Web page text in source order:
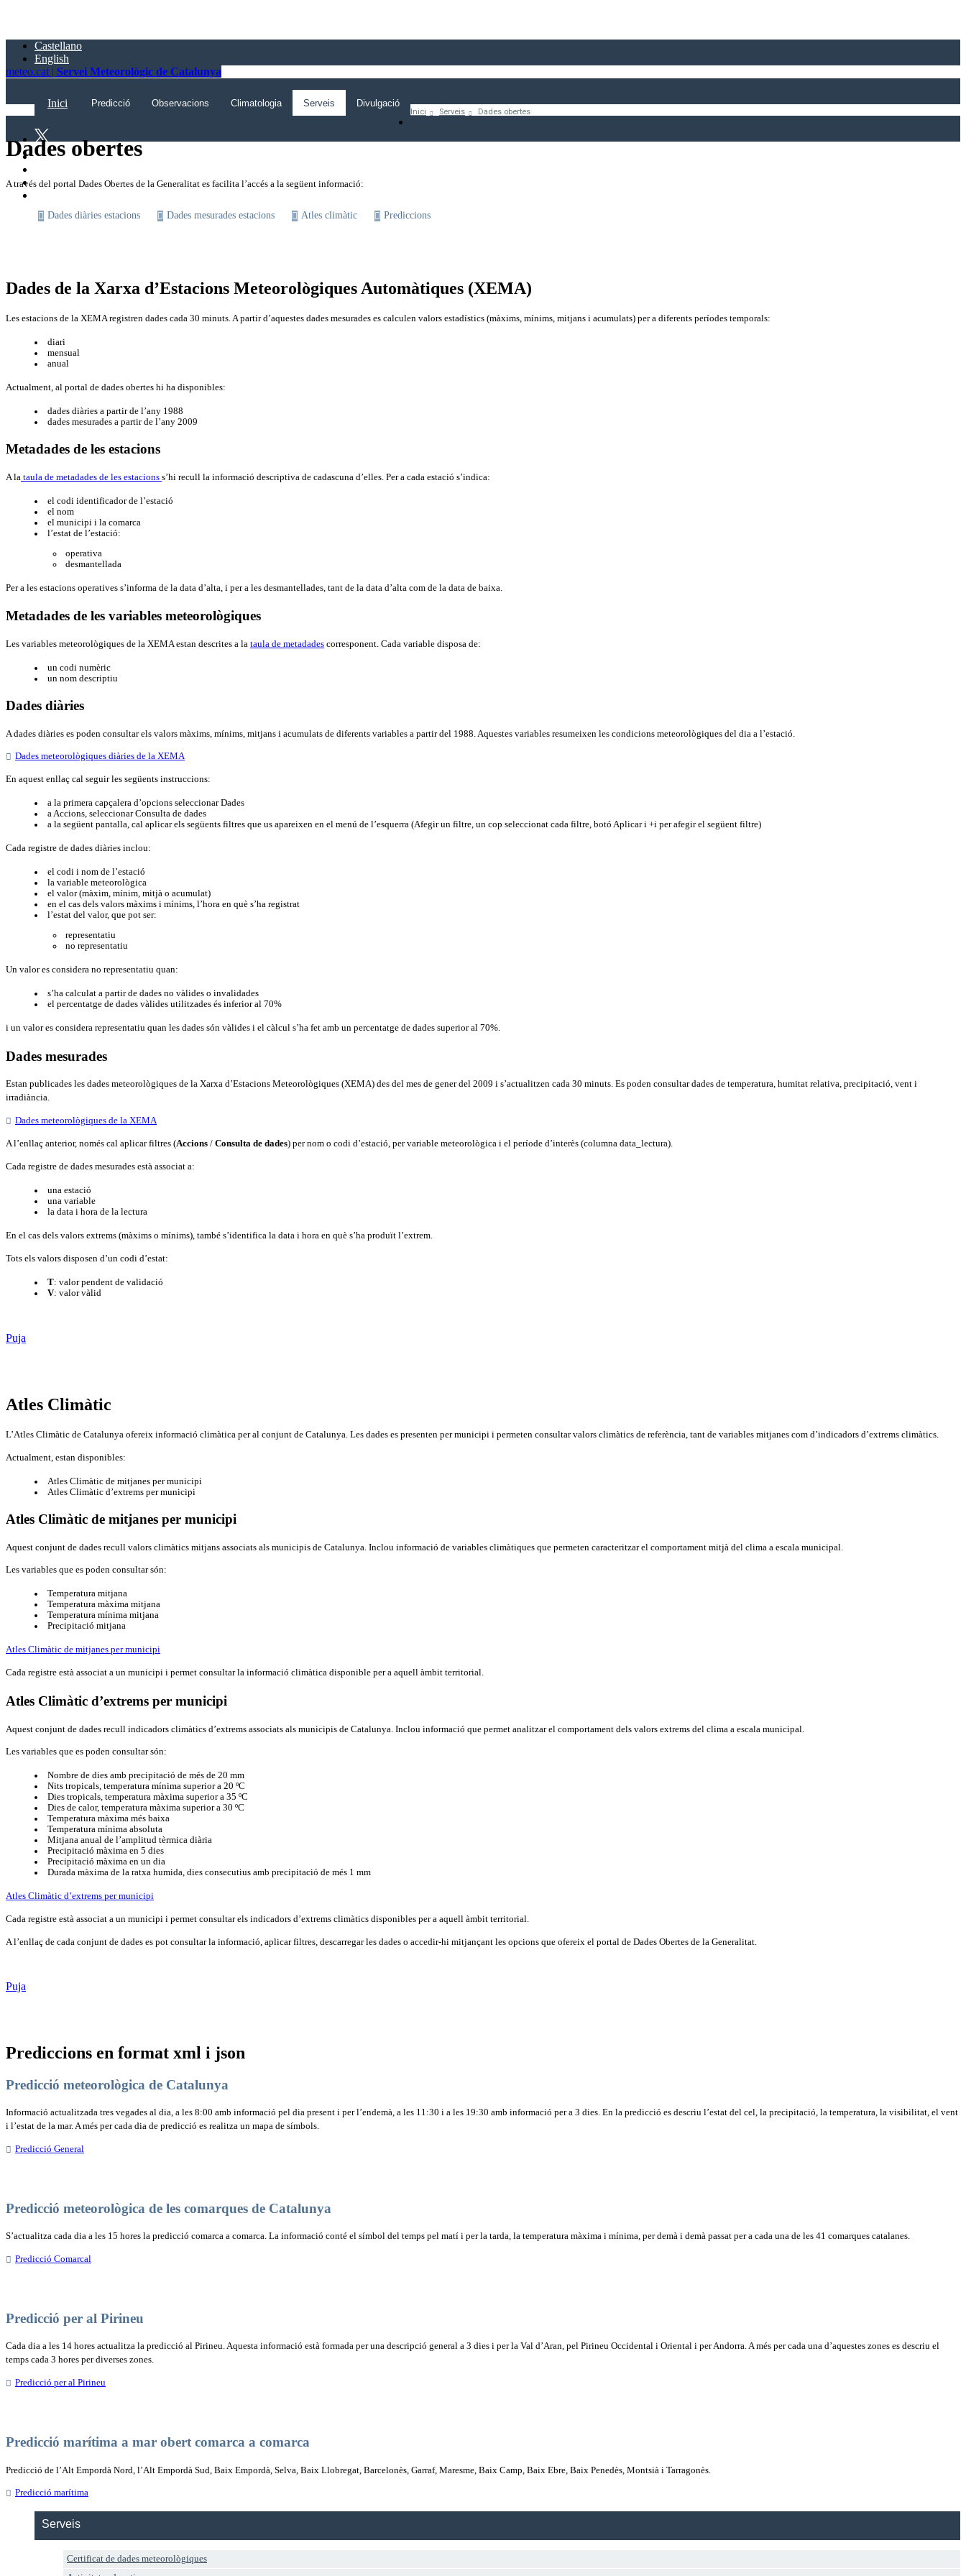
contingut
principalCastellano
English
meteo.cat | Servei Meteorològic de Catalunya
Inici Predicció Observacions Climatologia Serveis Divulgació
Inici Serveis Dades obertes
Dades obertes
A través del portal Dades Obertes de la Generalitat es facilita l’accés a la següent informació:
Dades diàries estacions Dades mesurades estacions Atles climàtic Prediccions
Dades de la Xarxa d’Estacions Meteorològiques Automàtiques (XEMA)
Les estacions de la XEMA registren dades cada 30 minuts. A partir d’aquestes dades mesurades es calculen valors estadístics (màxims, mínims, mitjans i acumulats) per a diferents períodes temporals:
diari
mensual
anual
Actualment, al portal de dades obertes hi ha disponibles:
dades diàries a partir de l’any 1988
dades mesurades a partir de l’any 2009
Metadades de les estacions
A la taula de metadades de les estacions s’hi recull la informació descriptiva de cadascuna d’elles. Per a cada estació s’indica:
el codi identificador de l’estació
el nom
el municipi i la comarca
l’estat de l’estació:
operativa
desmantellada
Per a les estacions operatives s’informa de la data d’alta, i per a les desmantellades, tant de la data d’alta com de la data de baixa.
Metadades de les variables meteorològiques
Les variables meteorològiques de la XEMA estan descrites a la taula de metadades corresponent. Cada variable disposa de:
un codi numèric
un nom descriptiu
Dades diàries
A dades diàries es poden consultar els valors màxims, mínims, mitjans i acumulats de diferents variables a partir del 1988. Aquestes variables resumeixen les condicions meteorològiques del dia a l’estació.
Dades meteorològiques diàries de la XEMA
En aquest enllaç cal seguir les següents instruccions:
a la primera capçalera d’opcions seleccionar Dades
a Accions, seleccionar Consulta de dades
a la següent pantalla, cal aplicar els següents filtres que us apareixen en el menú de l’esquerra (Afegir un filtre, un cop seleccionat cada filtre, botó Aplicar i +i per afegir el següent filtre)
Cada registre de dades diàries inclou:
el codi i nom de l’estació
la variable meteorològica
el valor (màxim, mínim, mitjà o acumulat)
en el cas dels valors màxims i mínims, l’hora en què s’ha registrat
l’estat del valor, que pot ser:
representatiu
no representatiu
Un valor es considera no representatiu quan:
s’ha calculat a partir de dades no vàlides o invalidades
el percentatge de dades vàlides utilitzades és inferior al 70%
i un valor es considera representatiu quan les dades són vàlides i el càlcul s’ha fet amb un percentatge de dades superior al 70%.
Dades mesurades
Estan publicades les dades meteorològiques de la Xarxa d’Estacions Meteorològiques (XEMA) des del mes de gener del 2009 i s’actualitzen cada 30 minuts. Es poden consultar dades de temperatura, humitat relativa, precipitació, vent i
irradiància.
Dades meteorològiques de la XEMA
A l’enllaç anterior, només cal aplicar filtres (Accions / Consulta de dades) per nom o codi d’estació, per variable meteorològica i el període d’interès (columna data_lectura).
Cada registre de dades mesurades està associat a:
una estació
una variable
la data i hora de la lectura
En el cas dels valors extrems (màxims o mínims), també s’identifica la data i hora en què s’ha produït l’extrem.
Tots els valors disposen d’un codi d’estat:
T: valor pendent de validació
V: valor vàlid
Puja
Atles Climàtic
L’Atles Climàtic de Catalunya ofereix informació climàtica per al conjunt de Catalunya. Les dades es presenten per municipi i permeten consultar valors climàtics de referència, tant de variables mitjanes com d’indicadors d’extrems climàtics.
Actualment, estan disponibles:
Atles Climàtic de mitjanes per municipi
Atles Climàtic d’extrems per municipi
Atles Climàtic de mitjanes per municipi
Aquest conjunt de dades recull valors climàtics mitjans associats als municipis de Catalunya. Inclou informació de variables climàtiques que permeten caracteritzar el comportament mitjà del clima a escala municipal.
Les variables que es poden consultar són:
Temperatura mitjana
Temperatura màxima mitjana
Temperatura mínima mitjana
Precipitació mitjana
Atles Climàtic de mitjanes per municipi
Cada registre està associat a un municipi i permet consultar la informació climàtica disponible per a aquell àmbit territorial.
Atles Climàtic d’extrems per municipi
Aquest conjunt de dades recull indicadors climàtics d’extrems associats als municipis de Catalunya. Inclou informació que permet analitzar el comportament dels valors extrems del clima a escala municipal.
Les variables que es poden consultar són:
Nombre de dies amb precipitació de més de 20 mm
Nits tropicals, temperatura mínima superior a 20 ºC
Dies tropicals, temperatura màxima superior a 35 ºC
Dies de calor, temperatura màxima superior a 30 ºC
Temperatura màxima més baixa
Temperatura mínima absoluta
Mitjana anual de l’amplitud tèrmica diària
Precipitació màxima en 5 dies
Precipitació màxima en un dia
Durada màxima de la ratxa humida, dies consecutius amb precipitació de més 1 mm
Atles Climàtic d’extrems per municipi
Cada registre està associat a un municipi i permet consultar els indicadors d’extrems climàtics disponibles per a aquell àmbit territorial.
A l’enllaç de cada conjunt de dades es pot consultar la informació, aplicar filtres, descarregar les dades o accedir-hi mitjançant les opcions que ofereix el portal de Dades Obertes de la Generalitat.
Puja
Prediccions en format xml i json
Predicció meteorològica de Catalunya
Informació actualitzada tres vegades al dia, a les 8:00 amb informació pel dia present i per l’endemà, a les 11:30 i a les 19:30 amb informació per a 3 dies. En la predicció es descriu l’estat del cel, la precipitació, la temperatura, la visibilitat, el vent
i l’estat de la mar. A més per cada dia de predicció es realitza un mapa de símbols.
Predicció General
Predicció meteorològica de les comarques de Catalunya
S’actualitza cada dia a les 15 hores la predicció comarca a comarca. La informació conté el símbol del temps pel matí i per la tarda, la temperatura màxima i mínima, per demà i demà passat per a cada una de les 41 comarques catalanes.
Predicció Comarcal
Predicció per al Pirineu
Cada dia a les 14 hores actualitza la predicció al Pirineu. Aquesta informació està formada per una descripció general a 3 dies i per la Val d’Aran, pel Pirineu Occidental i Oriental i per Andorra. A més per cada una d’aquestes zones es descriu el
temps cada 3 hores per diverses zones.
Predicció per al Pirineu
Predicció marítima a mar obert comarca a comarca
Predicció de l’Alt Empordà Nord, l’Alt Empordà Sud, Baix Empordà, Selva, Baix Llobregat, Barcelonès, Garraf, Maresme, Baix Camp, Baix Ebre, Baix Penedès, Montsià i Tarragonès.
Predicció marítima
Serveis
Certificat de dades meteorològiques